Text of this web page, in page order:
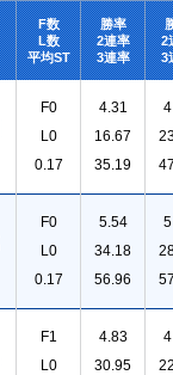
F数
L数
平均ST
勝率
2連率
3連率
2
3
F0
L0
0.17
4.31
16.67
35.19
F0
L0
0.17
5.54
34.18
56.96
F1
L0
4.83
30.95